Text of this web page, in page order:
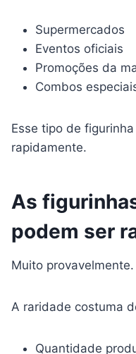
Supermercados
Eventos oficiais
Promoções da
Combos
Esse tipo de
rapidamente.
As
podem ser
Muito provavelmente.
A raridade costuma
Quantidade